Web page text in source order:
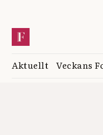
Aktuellt Veckans